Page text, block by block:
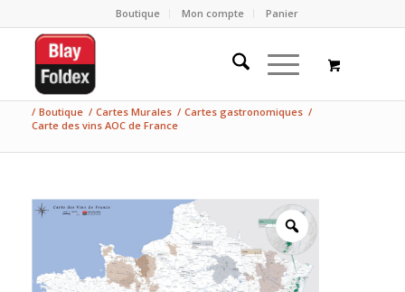
Boutique Mon compte Panier
/ Boutique / Cartes Murales / Cartes gastronomiques /
Carte des vins AOC de France